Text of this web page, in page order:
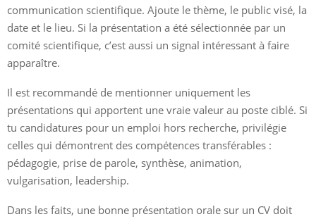
communication scientifique. Ajoute le thème, le public visé, la
date et le lieu. Si la présentation a été sélectionnée par un
comité scientifique, c’est aussi un signal intéressant à faire
apparaître.
Il est recommandé de mentionner uniquement les
présentations qui apportent une vraie valeur au poste ciblé. Si
tu candidatures pour un emploi hors recherche, privilégie
celles qui démontrent des compétences transférables :
pédagogie, prise de parole, synthèse, animation,
vulgarisation, leadership.
Dans les faits, une bonne présentation orale sur un CV doit